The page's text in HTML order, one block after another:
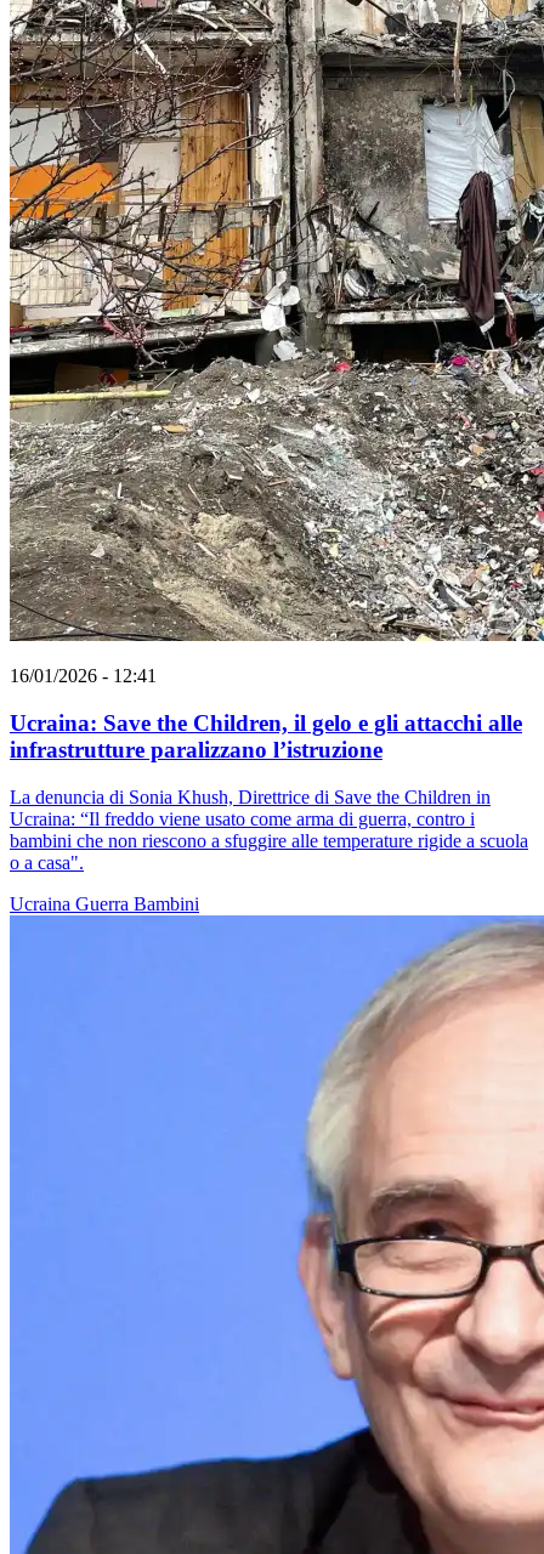
16/01/2026 - 12:41
Ucraina: Save the Children, il gelo e gli attacchi alle
infrastrutture paralizzano l’istruzione
La denuncia di Sonia Khush, Direttrice di Save the Children in
Ucraina: “Il freddo viene usato come arma di guerra, contro i
bambini che non riescono a sfuggire alle temperature rigide a scuola
o a casa".
Ucraina Guerra Bambini